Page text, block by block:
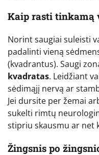
Kaip rasti tinkamą
Norint saugiai suleisti
padalinti vieną
(kvadrantus). Saugi
kvadratas. Leidžiant
sėdimąjį nervą ar
Jei dursite per žemai
sukelti rimtų
stipriu skausmu ar net
Žingsnis po